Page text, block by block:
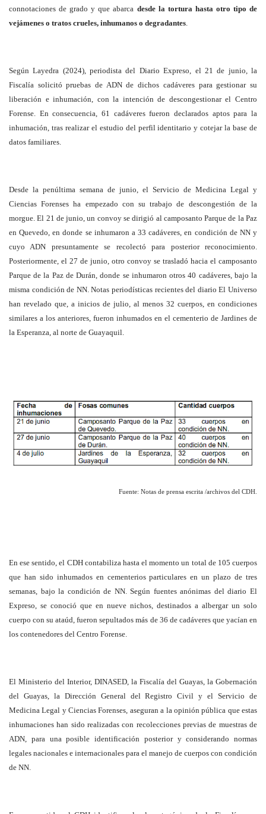
connotaciones de grado y que abarca desde la tortura hasta otro tipo de
vejámenes o tratos crueles, inhumanos o degradantes.
Según Layedra (2024), periodista del Diario Expreso, el 21 de junio, la
Fiscalía solicitó pruebas de ADN de dichos cadáveres para gestionar su
liberación e inhumación, con la intención de descongestionar el Centro
Forense. En consecuencia, 61 cadáveres fueron declarados aptos para la
inhumación, tras realizar el estudio del perfil identitario y cotejar la base de
datos familiares.
Desde la penúltima semana de junio, el Servicio de Medicina Legal y
Ciencias Forenses ha empezado con su trabajo de descongestión de la
morgue. El 21 de junio, un convoy se dirigió al camposanto Parque de la Paz
en Quevedo, en donde se inhumaron a 33 cadáveres, en condición de NN y
cuyo ADN presuntamente se recolectó para posterior reconocimiento.
Posteriormente, el 27 de junio, otro convoy se trasladó hacia el camposanto
Parque de la Paz de Durán, donde se inhumaron otros 40 cadáveres, bajo la
misma condición de NN. Notas periodísticas recientes del diario El Universo
han revelado que, a inicios de julio, al menos 32 cuerpos, en condiciones
similares a los anteriores, fueron inhumados en el cementerio de Jardines de
la Esperanza, al norte de Guayaquil.
Fuente: Notas de prensa escrita /archivos del CDH.
En ese sentido, el CDH contabiliza hasta el momento un total de 105 cuerpos
que han sido inhumados en cementerios particulares en un plazo de tres
semanas, bajo la condición de NN. Según fuentes anónimas del diario El
Expreso, se conoció que en nueve nichos, destinados a albergar un solo
cuerpo con su ataúd, fueron sepultados más de 36 de cadáveres que yacían en
los contenedores del Centro Forense.
El Ministerio del Interior, DINASED, la Fiscalía del Guayas, la Gobernación
del Guayas, la Dirección General del Registro Civil y el Servicio de
Medicina Legal y Ciencias Forenses, aseguran a la opinión pública que estas
inhumaciones han sido realizadas con recolecciones previas de muestras de
ADN, para una posible identificación posterior y considerando normas
legales nacionales e internacionales para el manejo de cuerpos con condición
de NN.